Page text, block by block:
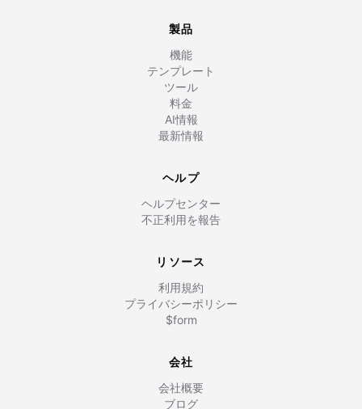
製品
機能
テンプレート
ツール
料金
AI情報
最新情報
ヘルプ
ヘルプセンター
不正利用を報告
リソース
利用規約
プライバシーポリシー
$form
会社
会社概要
ブログ